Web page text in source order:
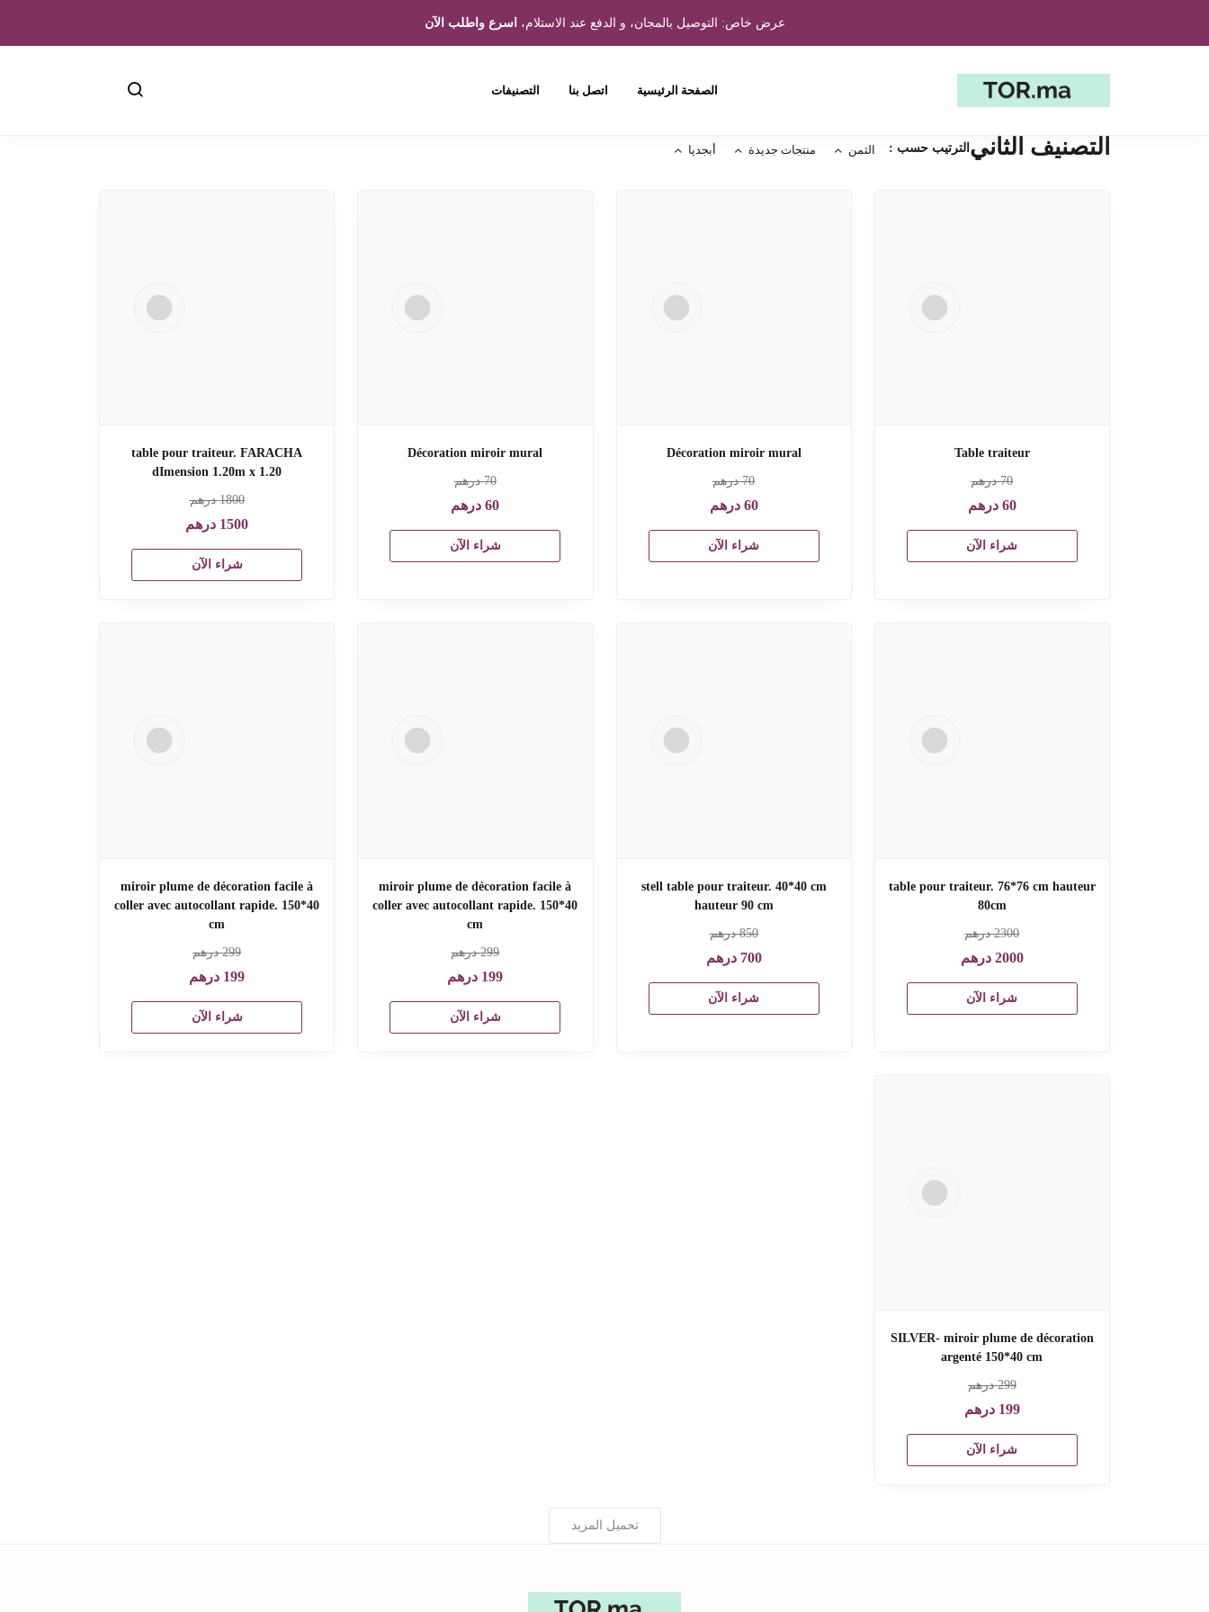
عرض خاص: التوصيل بالمجان، و الدفع عند الاستلام، اسرع واطلب الآن
الصفحة الرئيسية اتصل بنا التصنيفات
التصنيف الثاني الترتيب حسب : الثمن منتجات جديدة أبجديا
Table traiteur
70درهم
60 درهم
شراء الآن
Décoration miroir mural
70درهم
60 درهم
شراء الآن
Décoration miroir mural
70درهم
60درهم
شراء الآن
table pour traiteur. FARACHA
dImension 1.20m x 1.20
1800درهم
1500 درهم
شراء الآن
table pour traiteur. 76*76 cm hauteur
80cm
2300درهم
2000 درهم
شراء الآن
stell table pour traiteur. 40*40 cm
hauteur 90 cm
850درهم
700 درهم
شراء الآن
miroir plume de décoration facile à
coller avec autocollant rapide. 150*40
cm
299درهم
199 درهم
شراء الآن
miroir plume de décoration facile à
coller avec autocollant rapide. 150*40
cm
299درهم
199 درهم
شراء الآن
SILVER- miroir plume de décoration
argenté 150*40 cm
299درهم
199 درهم
شراء الآن
تحميل المزيد